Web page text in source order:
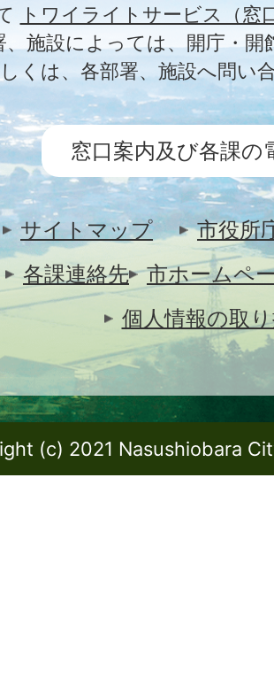
トワイライトサービス（窓
、施設によっては、開庁・
くは、各部署、施設へ問い
窓口案内及び各課の
サイトマップ
市役所
各課連絡先
市ホームペ
個人情報の取
(c) 2021 Nasushiobara